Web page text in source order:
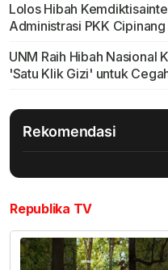
Lolos Hibah
Administrasi PKK
UNM Raih Hibah Nasional
'Satu Klik Gizi' untuk
Rekomendasi
Republika TV